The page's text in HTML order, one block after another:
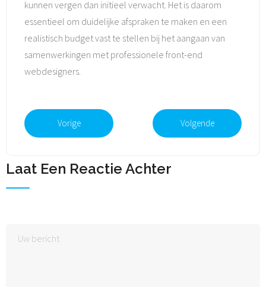
kunnen vergen dan initieel verwacht. Het is daarom
essentieel om duidelijke afspraken te maken en een
realistisch budget vast te stellen bij het aangaan van
samenwerkingen met professionele front-end
webdesigners.
Vorige Volgende
Laat Een Reactie Achter